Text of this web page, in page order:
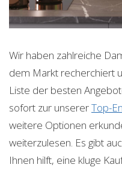
Wir haben zahlreiche
dem Markt recherchiert
Liste der besten
sofort zur unsererTop-
weitere Optionen
weiterzulesen. Es gibt
Ihnen hilft, eine kluge